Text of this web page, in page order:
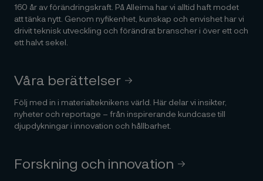
160 år av förändringskraft. På Alleima har vi alltid haft modet
att tänka nytt. Genom nyfikenhet, kunskap och envishet har vi
drivit teknisk utveckling och förändrat branscher i över ett och
ett halvt sekel.
Våra berättelser
Följ med in i materialteknikens värld. Här delar vi insikter,
nyheter och reportage – från inspirerande kundcase till
djupdykningar i innovation och hållbarhet.
Forskning och innovation